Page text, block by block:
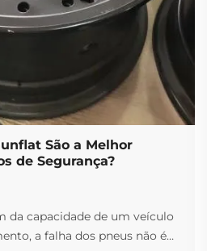
São a Melhor
de Segurança?
da capacidade de um veículo
a falha dos pneus não é